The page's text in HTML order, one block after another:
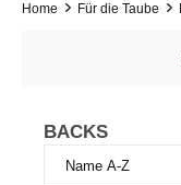
Home Für die Taube
BACKS